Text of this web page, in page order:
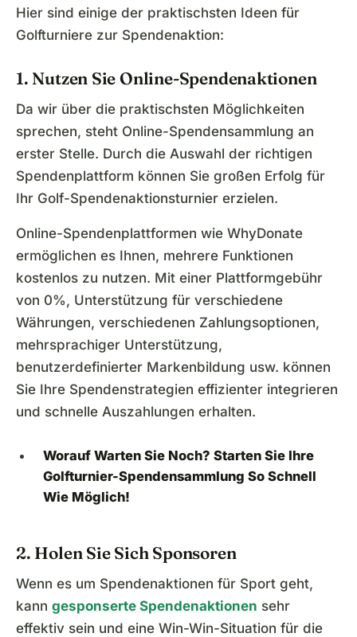
Hier sind einige der praktischsten Ideen für
Golfturniere zur Spendenaktion:
1. Nutzen Sie Online-Spendenaktionen
Da wir über die praktischsten Möglichkeiten
sprechen, steht Online-Spendensammlung an
erster Stelle. Durch die Auswahl der richtigen
Spendenplattform können Sie großen Erfolg für
Ihr Golf-Spendenaktionsturnier erzielen.
Online-Spendenplattformen wie WhyDonate
ermöglichen es Ihnen, mehrere Funktionen
kostenlos zu nutzen. Mit einer Plattformgebühr
von 0%, Unterstützung für verschiedene
Währungen, verschiedenen Zahlungsoptionen,
mehrsprachiger Unterstützung,
benutzerdefinierter Markenbildung usw. können
Sie Ihre Spendenstrategien effizienter integrieren
und schnelle Auszahlungen erhalten.
Worauf Warten Sie Noch? Starten Sie Ihre
Golfturnier-Spendensammlung So Schnell
Wie Möglich!
2. Holen Sie Sich Sponsoren
Wenn es um Spendenaktionen für Sport geht,
kann gesponserte Spendenaktionen sehr
effektiv sein und eine Win-Win-Situation für die